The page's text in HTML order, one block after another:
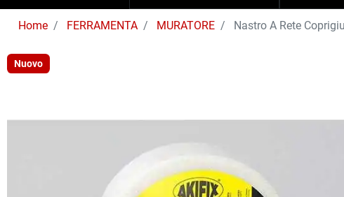
Home FERRAMENTA MURATORE Nastro A Rete
Nuovo